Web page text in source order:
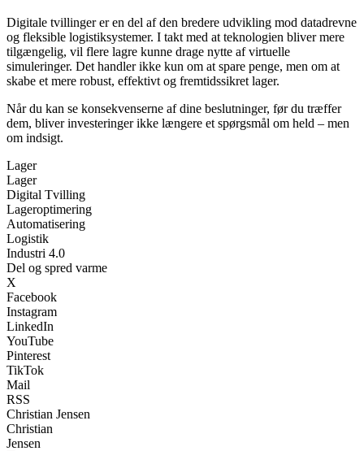
Digitale tvillinger er en del af den bredere udvikling mod datadrevne
og fleksible logistiksystemer. I takt med at teknologien bliver mere
tilgængelig, vil flere lagre kunne drage nytte af virtuelle
simuleringer. Det handler ikke kun om at spare penge, men om at
skabe et mere robust, effektivt og fremtidssikret lager.
Når du kan se konsekvenserne af dine beslutninger, før du træffer
dem, bliver investeringer ikke længere et spørgsmål om held – men
om indsigt.
Lager
Lager
Digital Tvilling
Lageroptimering
Automatisering
Logistik
Industri 4.0
Del og spred varme
X
Facebook
Instagram
LinkedIn
YouTube
Pinterest
TikTok
Mail
RSS
Christian Jensen
Christian
Jensen